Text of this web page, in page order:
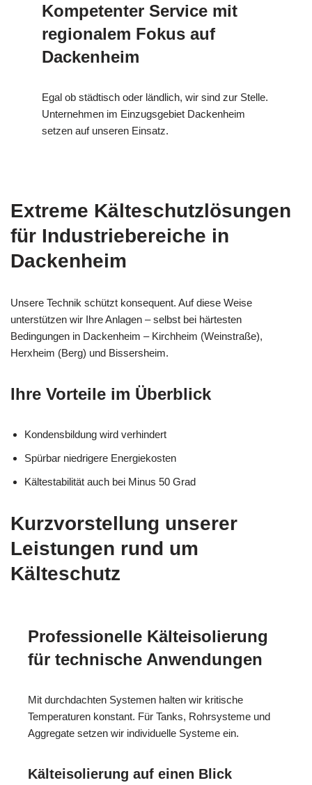
Kompetenter Service mit
regionalem Fokus auf
Dackenheim
Egal ob städtisch oder ländlich, wir sind zur Stelle.
Unternehmen im Einzugsgebiet Dackenheim
setzen auf unseren Einsatz.
Extreme Kälteschutzlösungen
für Industriebereiche in
Dackenheim
Unsere Technik schützt konsequent. Auf diese Weise
unterstützen wir Ihre Anlagen – selbst bei härtesten
Bedingungen in Dackenheim – Kirchheim (Weinstraße),
Herxheim (Berg) und Bissersheim.
Ihre Vorteile im Überblick
Kondensbildung wird verhindert
Spürbar niedrigere Energiekosten
Kältestabilität auch bei Minus 50 Grad
Kurzvorstellung unserer
Leistungen rund um
Kälteschutz
Professionelle Kälteisolierung
für technische Anwendungen
Mit durchdachten Systemen halten wir kritische
Temperaturen konstant. Für Tanks, Rohrsysteme und
Aggregate setzen wir individuelle Systeme ein.
Kälteisolierung auf einen Blick